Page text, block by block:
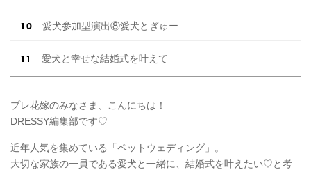
愛犬参加型演出⑧愛犬とぎゅー
愛犬と幸せな結婚式を叶えて
プレ花嫁のみなさま、こんにちは！
DRESSY編集部です♡
近年人気を集めている「ペットウェディング」。
大切な家族の一員である愛犬と一緒に、結婚式を叶えたい♡と考